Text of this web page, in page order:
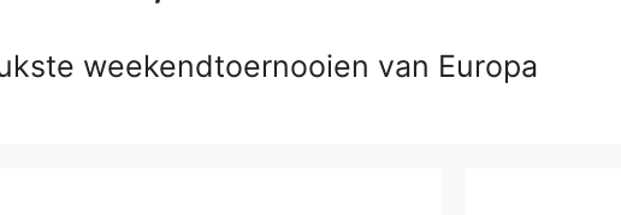
weekendtoernooien van Europa